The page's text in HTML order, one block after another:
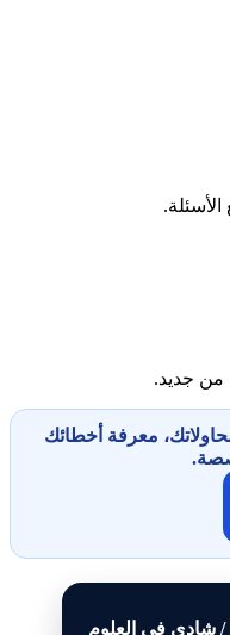
من جديد.
معرفة أخطائك
أ / شادي في العلوم